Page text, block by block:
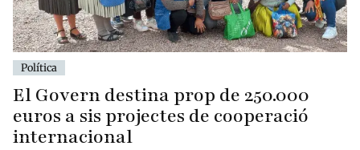
Política
El Govern destina prop de 250.000
euros a sis projectes de cooperació
internacional